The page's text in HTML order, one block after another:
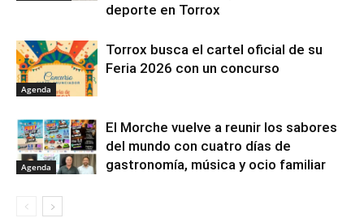
deporte en Torrox
Agenda
Torrox busca el cartel oficial de su
Feria 2026 con un concurso
Agenda
El Morche vuelve a reunir los sabores
del mundo con cuatro días de
gastronomía, música y ocio familiar